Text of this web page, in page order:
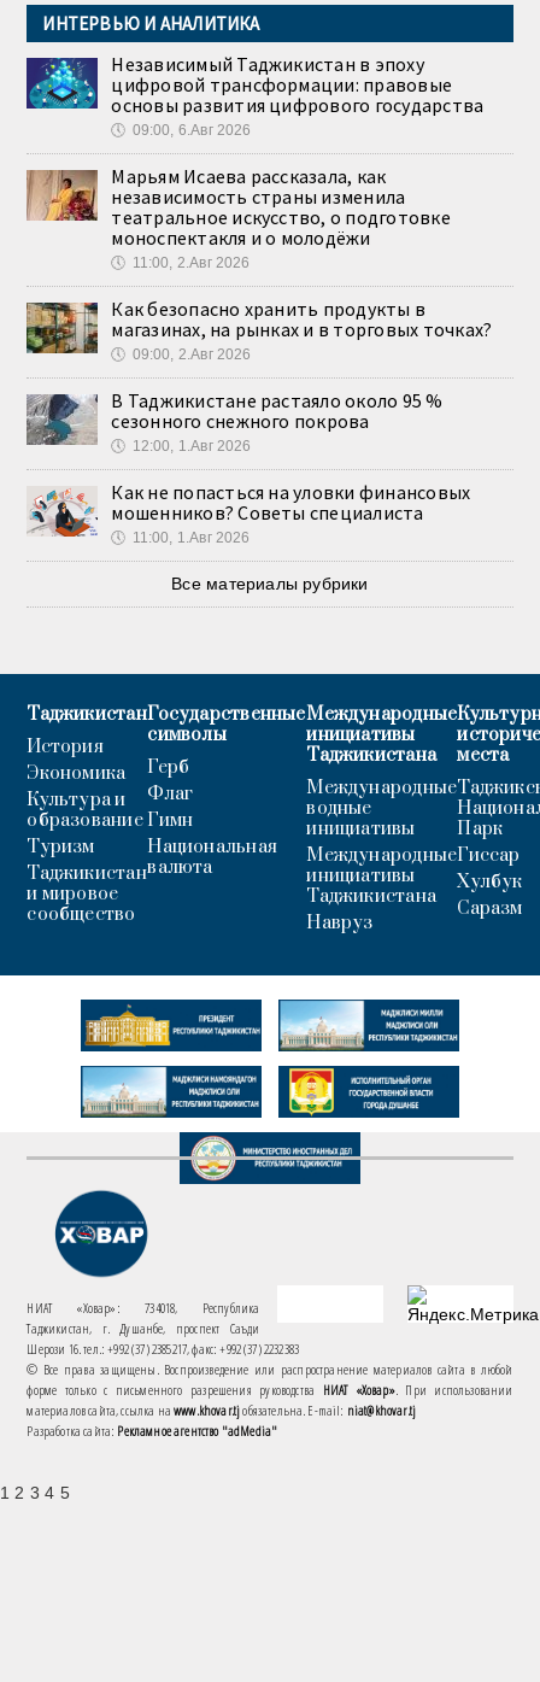
ИНТЕРВЬЮ И АНАЛИТИКА
Независимый Таджикистан в эпоху
цифровой трансформации: правовые
основы развития цифрового государства
🕔 09:00, 6.Авг 2026
Марьям Исаева рассказала, как
независимость страны изменила
театральное искусство, о подготовке
моноспектакля и о молодёжи
🕔 11:00, 2.Авг 2026
Как безопасно хранить продукты в
магазинах, на рынках и в торговых точках?
🕔 09:00, 2.Авг 2026
В Таджикистане растаяло около 95 %
сезонного снежного покрова
🕔 12:00, 1.Авг 2026
Как не попасться на уловки финансовых
мошенников? Советы специалиста
🕔 11:00, 1.Авг 2026
Все материалы рубрики
Таджикистан
История
Экономика
Культура и
образование
Туризм
Таджикистан
и мировое
сообщество
Государственные
символы
Герб
Флаг
Гимн
Национальная
валюта
Международные
инициативы
Таджикистана
Международные
водные
инициативы
Международные
инициативы
Таджикистана
Навруз
места
Парк
Гиссар
Хулбук
Саразм
НИАТ «Ховар»: 734018, Республика
Таджикистан, г. Душанбе, проспект Саъди
Шерози 16. тел.: +992 (37) 2385217, факс: +992 (37) 2232383
© Все права защищены. Воспроизведение или распространение материалов сайта в любой
форме только с письменного разрешения руководства НИАТ «Ховар». При использовании
материалов сайта, ссылка наwww.khovar.tjобязательна. E-mail: niat@khovar.tj
Разработка сайта: Рекламное агентство "adMedia"
1 2 3 4 5